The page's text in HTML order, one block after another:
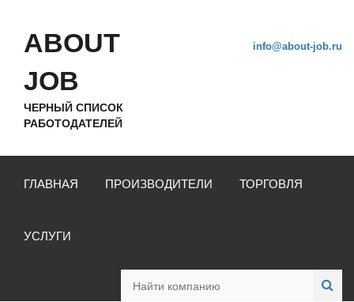
ABOUT
JOB
ЧЕРНЫЙ СПИСОК
РАБОТОДАТЕЛЕЙ
info@about-job.ru
ГЛАВНАЯ ПРОИЗВОДИТЕЛИ ТОРГОВЛЯ
УСЛУГИ